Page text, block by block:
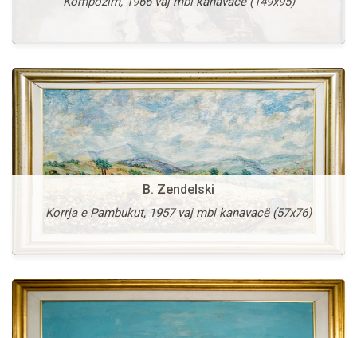
B. Zendelski
Korrja e Pambukut, 1957 vaj mbi kanavacë (57x76)
Shën Stefani, 1997 vaj mbi kanavacë (54x74)
Vangel Kodzoman
Gdhendës guri, 1936 vaj mbi kanavacë (46x63)